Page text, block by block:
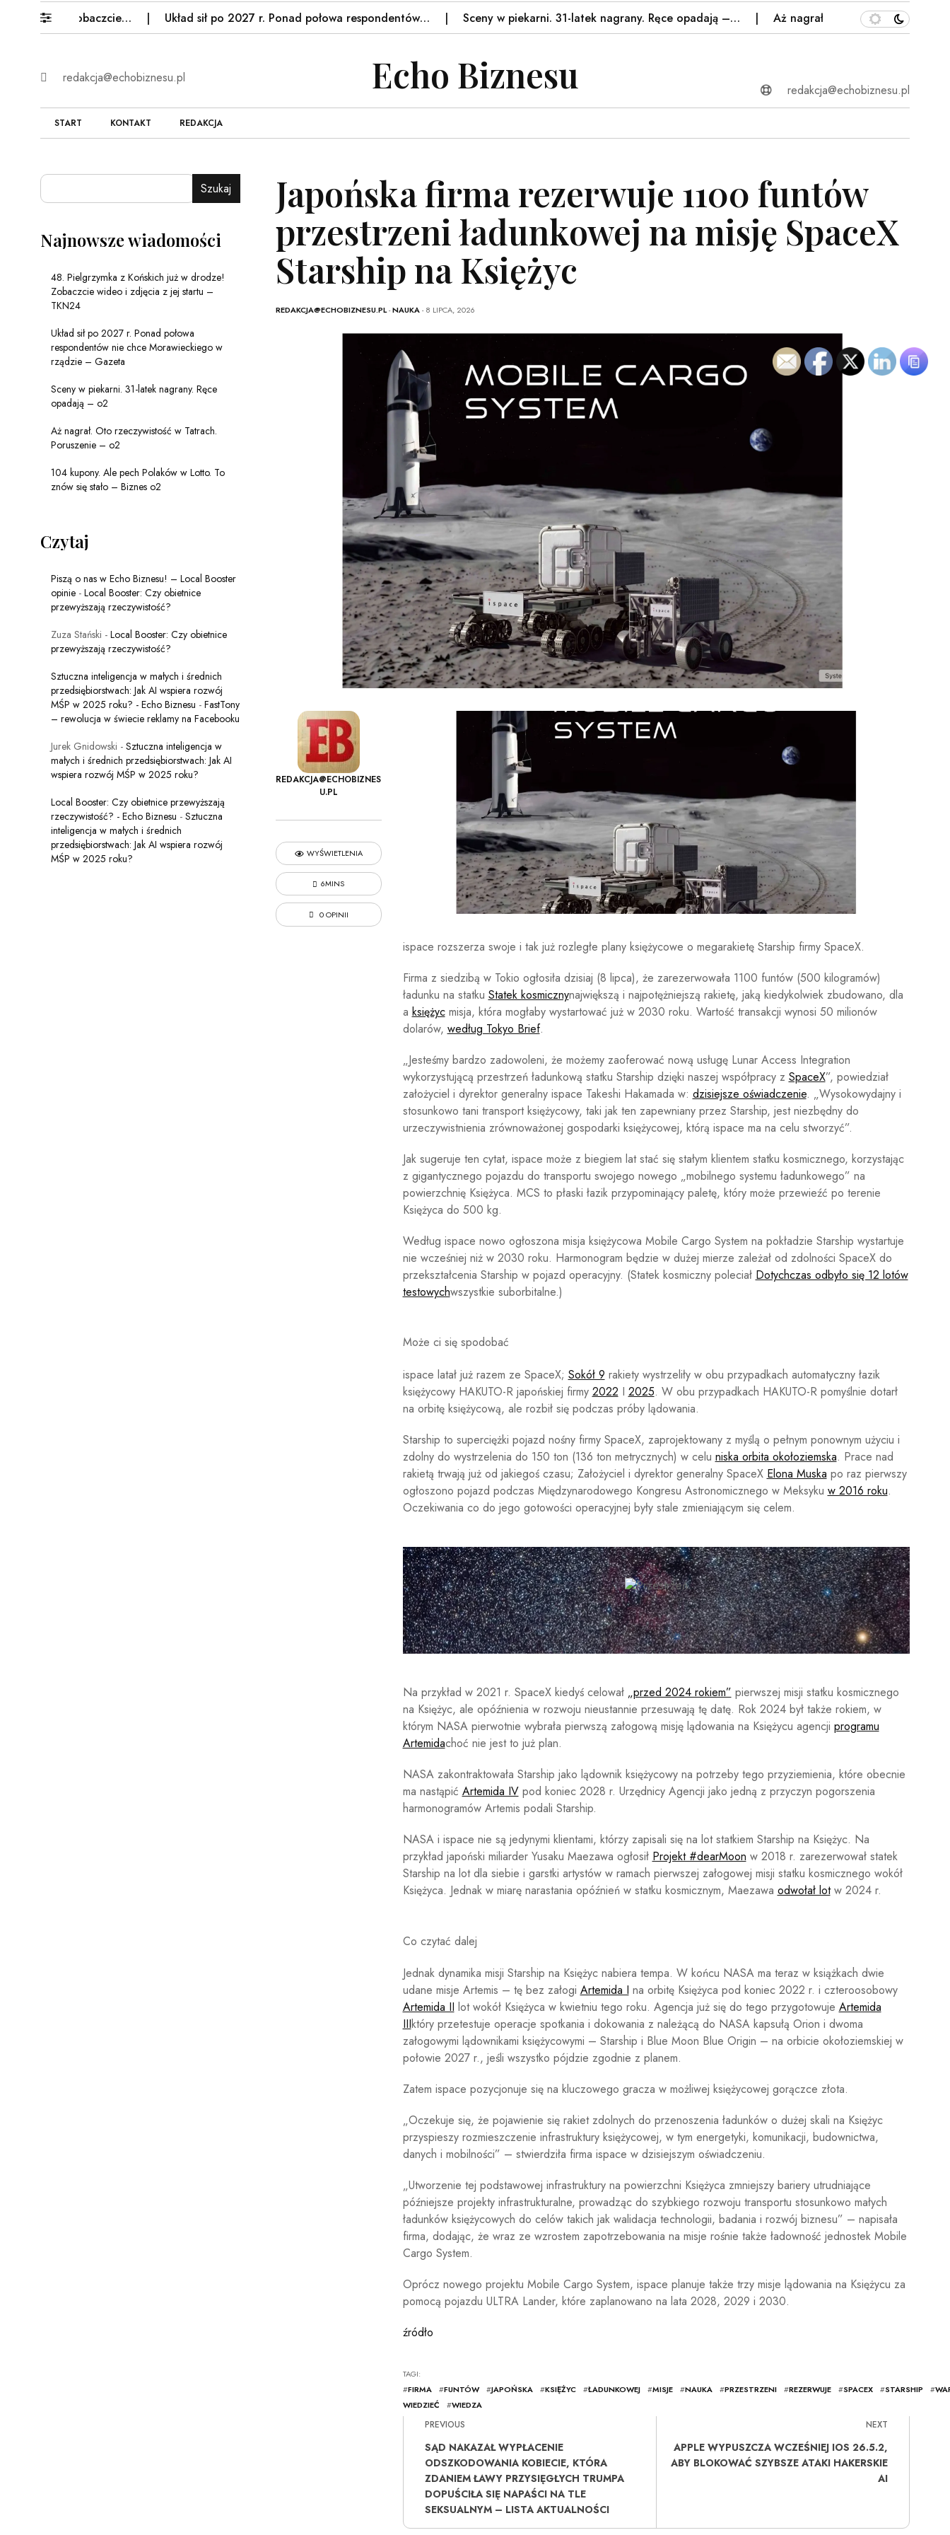
Zobaczcie… Układ sił po 2027 r. Ponad połowa respondentów… Sceny w piekarni. 31-latek nagrany. Ręce opadają –… Aż nagrał. Oto rzeczywistość w Tatrach.
redakcja@echobiznesu.pl Echo Biznesu redakcja@echobiznesu.pl
START KONTAKT REDAKCJA
Japońska firma rezerwuje 1100 funtów
przestrzeni ładunkowej na misję SpaceX
Starship na Księżyc
REDAKCJA@ECHOBIZNESU.PL-NAUKA - 8 LIPCA, 2026
REDAKCJA@ECHOBIZNES
U.PL
WYŚWIETLENIA
6MINS
0 OPINII
ispace rozszerza swoje i tak już rozległe plany księżycowe o megarakietę Starship firmy SpaceX.
Firma z siedzibą w Tokio ogłosiła dzisiaj (8 lipca), że zarezerwowała 1100 funtów (500 kilogramów)
ładunku na statku Statek kosmicznynajwiększą i najpotężniejszą rakietę, jaką kiedykolwiek zbudowano, dla
a księżycmisja, która mogłaby wystartować już w 2030 roku. Wartość transakcji wynosi 50 milionów
dolarów, według Tokyo Brief.
„Jesteśmy bardzo zadowoleni, że możemy zaoferować nową usługę Lunar Access Integration
wykorzystującą przestrzeń ładunkową statku Starship dzięki naszej współpracy z SpaceX”, powiedział
założyciel i dyrektor generalny ispace Takeshi Hakamada w: dzisiejsze oświadczenie. „Wysokowydajny i
stosunkowo tani transport księżycowy, taki jak ten zapewniany przez Starship, jest niezbędny do
urzeczywistnienia zrównoważonej gospodarki księżycowej, którą ispace ma na celu stworzyć”.
Jak sugeruje ten cytat, ispace może z biegiem lat stać się stałym klientem statku kosmicznego, korzystając
z gigantycznego pojazdu do transportu swojego nowego „mobilnego systemu ładunkowego” na
powierzchnię Księżyca. MCS to płaski łazik przypominający paletę, który może przewieźć po terenie
Księżyca do 500 kg.
Według ispace nowo ogłoszona misja księżycowa Mobile Cargo System na pokładzie Starship wystartuje
nie wcześniej niż w 2030 roku. Harmonogram będzie w dużej mierze zależał od zdolności SpaceX do
przekształcenia Starship w pojazd operacyjny. (Statek kosmiczny poleciał Dotychczas odbyło się 12 lotów
testowychwszystkie suborbitalne.)
Może ci się spodobać
ispace latał już razem ze SpaceX; Sokół 9 rakiety wystrzeliły w obu przypadkach automatyczny łazik
księżycowy HAKUTO-R japońskiej firmy 2022 I 2025. W obu przypadkach HAKUTO-R pomyślnie dotarł
na orbitę księżycową, ale rozbił się podczas próby lądowania.
Starship to superciężki pojazd nośny firmy SpaceX, zaprojektowany z myślą o pełnym ponownym użyciu i
zdolny do wystrzelenia do 150 ton (136 ton metrycznych) w celu niska orbita okołoziemska. Prace nad
rakietą trwają już od jakiegoś czasu; Założyciel i dyrektor generalny SpaceX Elona Muska po raz pierwszy
ogłoszono pojazd podczas Międzynarodowego Kongresu Astronomicznego w Meksyku w 2016 roku.
Oczekiwania co do jego gotowości operacyjnej były stale zmieniającym się celem.
Na przykład w 2021 r. SpaceX kiedyś celował „przed 2024 rokiem” pierwszej misji statku kosmicznego
na Księżyc, ale opóźnienia w rozwoju nieustannie przesuwają tę datę. Rok 2024 był także rokiem, w
którym NASA pierwotnie wybrała pierwszą załogową misję lądowania na Księżycu agencji programu
Artemidachoć nie jest to już plan.
NASA zakontraktowała Starship jako lądownik księżycowy na potrzeby tego przyziemienia, które obecnie
ma nastąpić Artemida IVpod koniec 2028 r. Urzędnicy Agencji jako jedną z przyczyn pogorszenia
harmonogramów Artemis podali Starship.
NASA i ispace nie są jedynymi klientami, którzy zapisali się na lot statkiem Starship na Księżyc. Na
przykład japoński miliarder Yusaku Maezawa ogłosił Projekt #dearMoon w 2018 r. zarezerwował statek
Starship na lot dla siebie i garstki artystów w ramach pierwszej załogowej misji statku kosmicznego wokół
Księżyca. Jednak w miarę narastania opóźnień w statku kosmicznym, Maezawa odwołał lotw 2024 r.
Co czytać dalej
Jednak dynamika misji Starship na Księżyc nabiera tempa. W końcu NASA ma teraz w książkach dwie
udane misje Artemis – tę bez załogi Artemida I na orbitę Księżyca pod koniec 2022 r. i czteroosobowy
Artemida II lot wokół Księżyca w kwietniu tego roku. Agencja już się do tego przygotowuje Artemida
IIIktóry przetestuje operacje spotkania i dokowania z należącą do NASA kapsułą Orion i dwoma
załogowymi lądownikami księżycowymi – Starship i Blue Moon Blue Origin – na orbicie okołoziemskiej w
połowie 2027 r., jeśli wszystko pójdzie zgodnie z planem.
Zatem ispace pozycjonuje się na kluczowego gracza w możliwej księżycowej gorączce złota.
„Oczekuje się, że pojawienie się rakiet zdolnych do przenoszenia ładunków o dużej skali na Księżyc
przyspieszy rozmieszczenie infrastruktury księżycowej, w tym energetyki, komunikacji, budownictwa,
danych i mobilności” – stwierdziła firma ispace w dzisiejszym oświadczeniu.
„Utworzenie tej podstawowej infrastruktury na powierzchni Księżyca zmniejszy bariery utrudniające
późniejsze projekty infrastrukturalne, prowadząc do szybkiego rozwoju transportu stosunkowo małych
ładunków księżycowych do celów takich jak walidacja technologii, badania i rozwój biznesu” – napisała
firma, dodając, że wraz ze wzrostem zapotrzebowania na misje rośnie także ładowność jednostek Mobile
Cargo System.
Oprócz nowego projektu Mobile Cargo System, ispace planuje także trzy misje lądowania na Księżycu za
pomocą pojazdu ULTRA Lander, które zaplanowano na lata 2028, 2029 i 2030.
źródło
TAGI:
#FIRMA #FUNTÓW #JAPOŃSKA #KSIĘŻYC #ŁADUNKOWEJ #MISJE #NAUKA #PRZESTRZENI #REZERWUJE #SPACEX #STARSHIP #
WIEDZIEĆ
#WIEDZA
PREVIOUS
SĄD NAKAZAŁ WYPŁACENIE
ODSZKODOWANIA KOBIECIE, KTÓRA
ZDANIEM ŁAWY PRZYSIĘGŁYCH TRUMPA
DOPUŚCIŁA SIĘ NAPAŚCI NA TLE
SEKSUALNYM – LISTA AKTUALNOŚCI
NEXT
APPLE WYPUSZCZA WCZEŚNIEJ IOS 26.5.2,
ABY BLOKOWAĆ SZYBSZE ATAKI HAKERSKIE
AI
Szukaj
Najnowsze wiadomości
48. Pielgrzymka z Końskich już w drodze!
Zobaczcie wideo i zdjęcia z jej startu –
TKN24
Układ sił po 2027 r. Ponad połowa
respondentów nie chce Morawieckiego w
rządzie – Gazeta
Sceny w piekarni. 31-latek nagrany. Ręce
opadają – o2
Aż nagrał. Oto rzeczywistość w Tatrach.
Poruszenie – o2
104 kupony. Ale pech Polaków w Lotto. To
znów się stało – Biznes o2
Czytaj
Piszą o nas w Echo Biznesu! – Local Booster
opinie - Local Booster: Czy obietnice
przewyższają rzeczywistość?
Zuza Stański - Local Booster: Czy obietnice
przewyższają rzeczywistość?
Sztuczna inteligencja w małych i średnich
przedsiębiorstwach: Jak AI wspiera rozwój
MŚP w 2025 roku? - Echo Biznesu - FastTony
– rewolucja w świecie reklamy na Facebooku
Jurek Gnidowski - Sztuczna inteligencja w
małych i średnich przedsiębiorstwach: Jak AI
wspiera rozwój MŚP w 2025 roku?
Local Booster: Czy obietnice przewyższają
rzeczywistość? - Echo Biznesu - Sztuczna
inteligencja w małych i średnich
przedsiębiorstwach: Jak AI wspiera rozwój
MŚP w 2025 roku?